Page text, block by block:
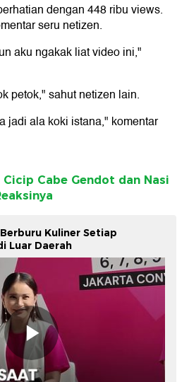
dengan 448 ribu views.
seru netizen.
aku ngakak liat video ini,"
petok," sahut netizen lain.
jadi ala koki istana," komentar
Cabe Gendot dan Nasi
Kuliner Setiap
Luar Daerah